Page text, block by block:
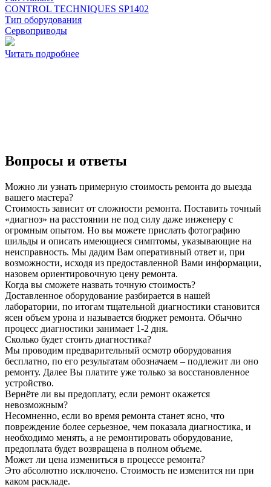
CONTROL TECHNIQUES SP1402
Тип оборудования
Сервоприводы
Читать подробнее
Вопросы и ответы
Можно ли узнать примерную стоимость ремонта до выезда
вашего мастера?
Стоимость зависит от сложности ремонта. Поставить точный
«диагноз» на расстоянии не под силу даже инженеру с
огромным опытом. Но вы можете прислать фотографию
шильды и описать имеющиеся симптомы, указывающие на
неисправность. Мы дадим Вам оперативный ответ и, при
возможности, исходя из предоставленной Вами информации,
назовем ориентировочную цену ремонта.
Когда вы сможете назвать точную стоимость?
Доставленное оборудование разбирается в нашей
лаборатории, по итогам тщательной диагностики становится
ясен объем урона и называется бюджет ремонта. Обычно
процесс диагностики занимает 1-2 дня.
Сколько будет стоить диагностика?
Мы проводим предварительный осмотр оборудования
бесплатно, по его результатам обозначаем – подлежит ли оно
ремонту. Далее Вы платите уже только за восстановленное
устройство.
Вернёте ли вы предоплату, если ремонт окажется
невозможным?
Несомненно, если во время ремонта станет ясно, что
повреждение более серьезное, чем показала диагностика, и
необходимо менять, а не ремонтировать оборудование,
предоплата будет возвращена в полном объеме.
Может ли цена измениться в процессе ремонта?
Это абсолютно исключено. Стоимость не изменится ни при
каком раскладе.